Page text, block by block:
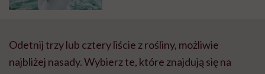
Odetnij trzy lub cztery liście z rośliny, możliwie
najbliżej nasady. Wybierz te, które znajdują się na